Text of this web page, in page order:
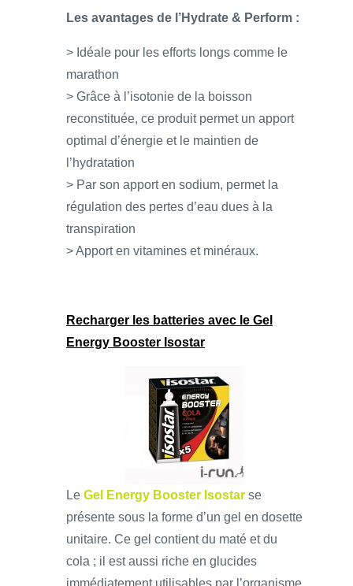
Les avantages de l’Hydrate & Perform :
> Idéale pour les efforts longs comme le
marathon
> Grâce à l’isotonie de la boisson
reconstituée, ce produit permet un apport
optimal d’énergie et le maintien de
l’hydratation
> Par son apport en sodium, permet la
régulation des pertes d’eau dues à la
transpiration
> Apport en vitamines et minéraux.
Recharger les batteries avec le Gel
Energy Booster Isostar
Le Gel Energy Booster Isostar se
présente sous la forme d’un gel en dosette
unitaire. Ce gel contient du maté et du
cola ; il est aussi riche en glucides
immédiatement utilisables par l’organisme